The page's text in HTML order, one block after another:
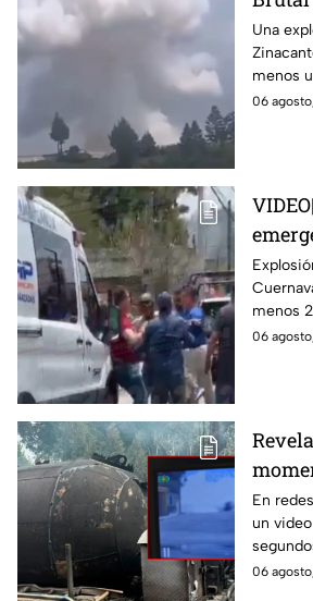
María
al
Una
menos
heridos;
06
llanto
tras
menos
06
gas
En
un
06